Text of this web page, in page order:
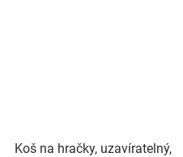
Koš na hračky, uzavíratelný,